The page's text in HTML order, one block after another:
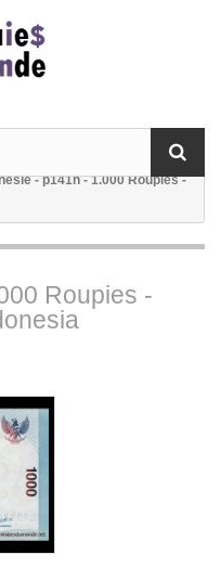
- p141h - 1.000 Roupies -
Roupies -